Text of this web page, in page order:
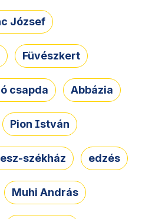
József
Füvészkert
csapda Abbázia
Pion István
székház edzés
Muhi András